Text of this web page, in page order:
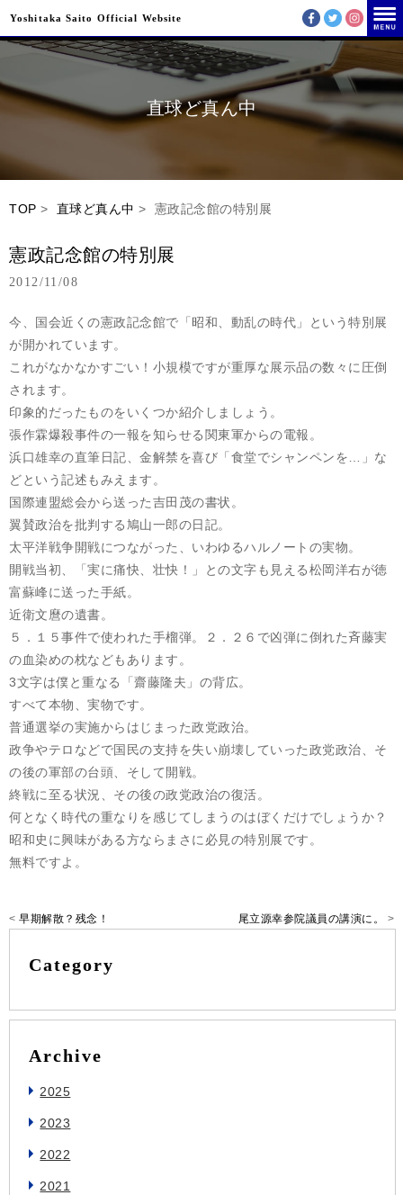
Yoshitaka Saito Official Website
直球ど真ん中
TOP > 直球ど真ん中 > 憲政記念館の特別展
憲政記念館の特別展
2012/11/08
今、国会近くの憲政記念館で「昭和、動乱の時代」という特別展
が開かれています。
これがなかなかすごい！小規模ですが重厚な展示品の数々に圧倒
されます。
印象的だったものをいくつか紹介しましょう。
張作霖爆殺事件の一報を知らせる関東軍からの電報。
浜口雄幸の直筆日記、金解禁を喜び「食堂でシャンペンを…」な
どという記述もみえます。
国際連盟総会から送った吉田茂の書状。
翼賛政治を批判する鳩山一郎の日記。
太平洋戦争開戦につながった、いわゆるハルノートの実物。
開戦当初、「実に痛快、壮快！」との文字も見える松岡洋右が徳
富蘇峰に送った手紙。
近衛文麿の遺書。
５．１５事件で使われた手榴弾。２．２６で凶弾に倒れた斉藤実
の血染めの枕などもあります。
3文字は僕と重なる「齋藤隆夫」の背広。
すべて本物、実物です。
普通選挙の実施からはじまった政党政治。
政争やテロなどで国民の支持を失い崩壊していった政党政治、そ
の後の軍部の台頭、そして開戦。
終戦に至る状況、その後の政党政治の復活。
何となく時代の重なりを感じてしまうのはぼくだけでしょうか？
昭和史に興味がある方ならまさに必見の特別展です。
無料ですよ。
< 早期解散？残念！ 尾立源幸参院議員の講演に。 >
Category
Archive
2025
2023
2022
2021